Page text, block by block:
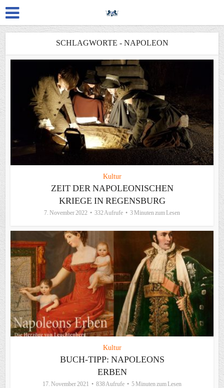
SCHLAGWORTE - NAPOLEON
Kultur
ZEIT DER NAPOLEONISCHEN
KRIEGE IN REGENSBURG
7. November 2022 332 Aufrufe 3 Minuten zum Lesen
Kultur
BUCH-TIPP: NAPOLEONS
ERBEN
17. November 2021 838 Aufrufe 5 Minuten zum Lesen